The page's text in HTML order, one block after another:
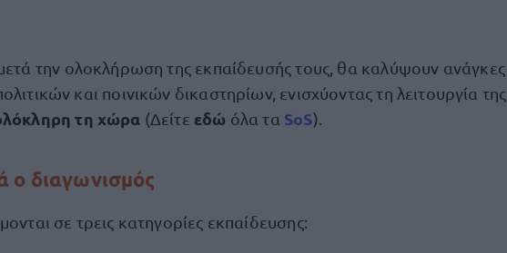
την ολοκλήρωση της εκπαίδευσής τους, θα καλύψουν ανάγκες
και ποινικών δικαστηρίων, ενισχύοντας τη λειτουργία της
τη χώρα (Δείτε εδώ όλα τα SoS).
ο διαγωνισμός
σε τρεις κατηγορίες εκπαίδευσης: